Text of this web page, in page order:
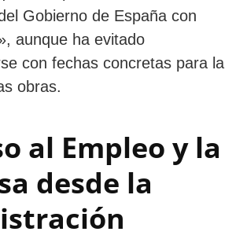
Gobierno de España con
aunque ha evitado
con fechas concretas para la
obras.
al Empleo y la
desde la